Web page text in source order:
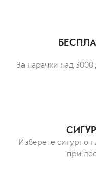
За нарачки над 3000
Изберете сигурно
при